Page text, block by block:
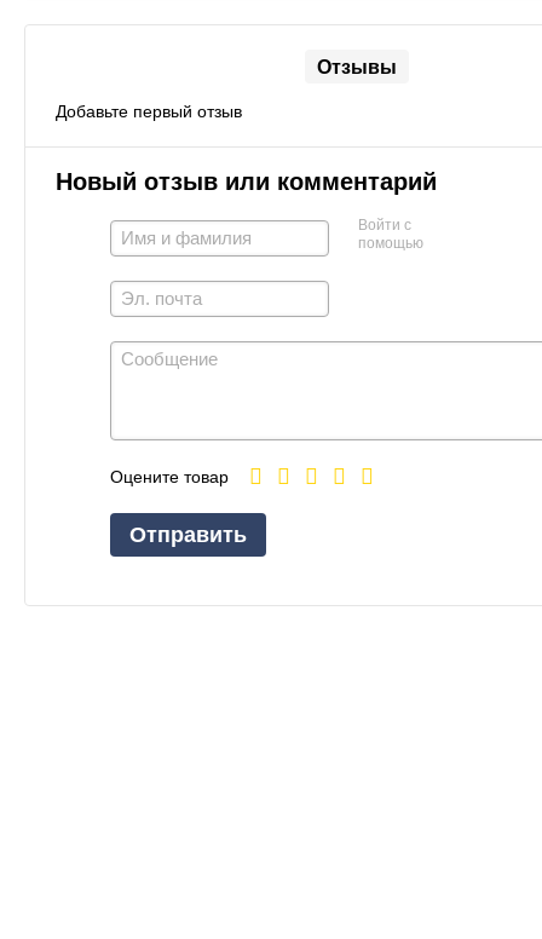
Отзывы
Добавьте первый отзыв
Новый отзыв или комментарий
Войти с
помощью
Оцените товар
Отправить